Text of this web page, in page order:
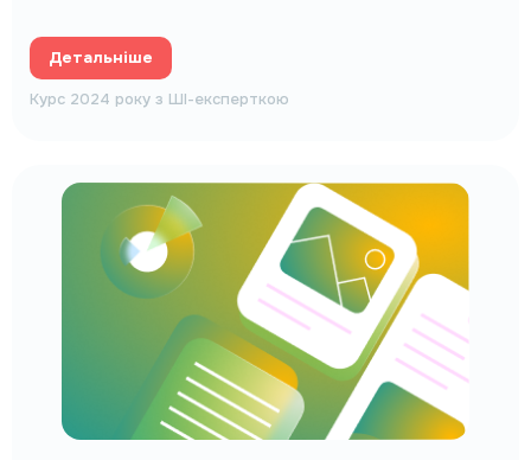
Детальніше
Курс 2024 року з ШІ-експерткою